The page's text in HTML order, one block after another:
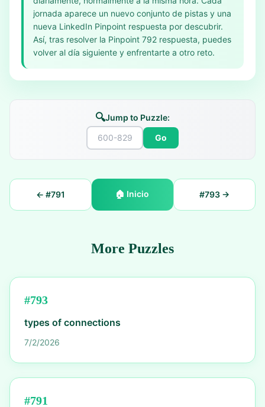
jornada aparece un nuevo conjunto de pistas y una
nueva LinkedIn Pinpoint respuesta por descubrir.
Así, tras resolver la Pinpoint 792 respuesta, puedes
volver al día siguiente y enfrentarte a otro reto.
🔍Jump to Puzzle:
Go
← #791 🏠 Inicio #793→
More Puzzles
#793
types of connections
7/2/2026
#791